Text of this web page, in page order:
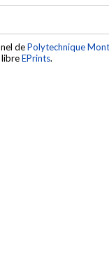
dePolytechnique
libreEPrints.